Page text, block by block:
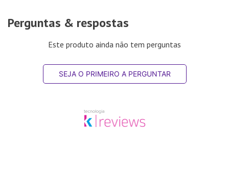
Perguntas & respostas
Este produto ainda não tem perguntas
SEJA O PRIMEIRO A PERGUNTAR